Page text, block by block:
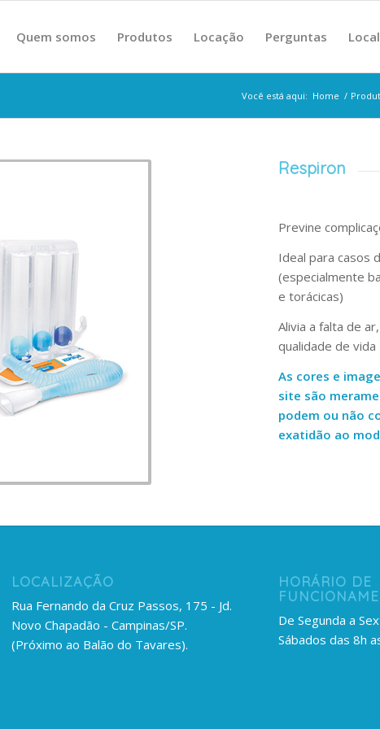
Quem somos Produtos Locação Perguntas
Você está aqui: Home /
Respiron
Previne
Ideal para casos
(especialmente
e torácicas)
Alivia a falta de
qualidade de vida
As cores e
site são
podem ou não
exatidão ao
LOCALIZAÇÃO
Rua Fernando da Cruz Passos, 175 - Jd.
Novo Chapadão - Campinas/SP.
(Próximo ao Balão do Tavares).
HORÁRIO DE
De Segunda a
Sábados das 8h